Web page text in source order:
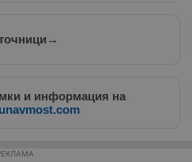
→
и информация на